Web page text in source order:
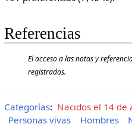
Referencias
El acceso a las notas y
registrados.
Categorías: Nacidos el 14 de
Personas vivas
Hombres